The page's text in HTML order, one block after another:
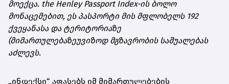
მოექცა. the Henley Passport Index-ის ბოლო
მონაცემებით, ეს პასპორტი მის მფლობელს 192
ქვეყანასა და ტერიტორიაზე
(მიმართულებაზეუვიზოდ მგზავრობის საშუალებას
აძლევს.
„ინდექსი“ აფასებს იმ მიმართულებების